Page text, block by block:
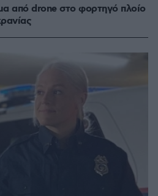
από drone στο φορτηγό πλοίο